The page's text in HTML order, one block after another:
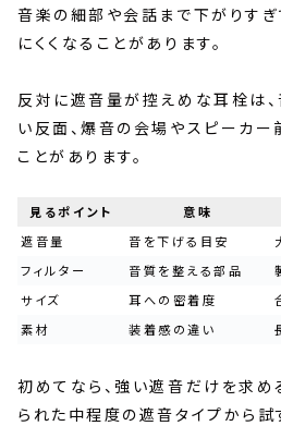
音楽の細部や会話まで下がりすぎ
にくくなることがあります。
反対に遮音量が控えめな耳栓は
い反面、爆音の会場やスピーカー
ことがあります。
見るポイント 意味
遮音量
音を下げる目安
フィルター
音質を整える部品
サイズ
耳への密着度
素材
装着感の違い
初めてなら、強い遮音だけを求め
られた中程度の遮音タイプから試